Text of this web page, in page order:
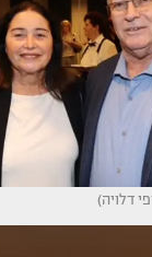
דלויה)